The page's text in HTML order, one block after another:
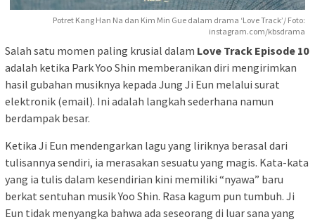
Potret Kang Han Na dan Kim Min Gue dalam drama ‘Love Track’/ Foto:
instagram.com/kbsdrama
Salah satu momen paling krusial dalam Love Track Episode 10
adalah ketika Park Yoo Shin memberanikan diri mengirimkan
hasil gubahan musiknya kepada Jung Ji Eun melalui surat
elektronik (email). Ini adalah langkah sederhana namun
berdampak besar.
Ketika Ji Eun mendengarkan lagu yang liriknya berasal dari
tulisannya sendiri, ia merasakan sesuatu yang magis. Kata-kata
yang ia tulis dalam kesendirian kini memiliki “nyawa” baru
berkat sentuhan musik Yoo Shin. Rasa kagum pun tumbuh. Ji
Eun tidak menyangka bahwa ada seseorang di luar sana yang